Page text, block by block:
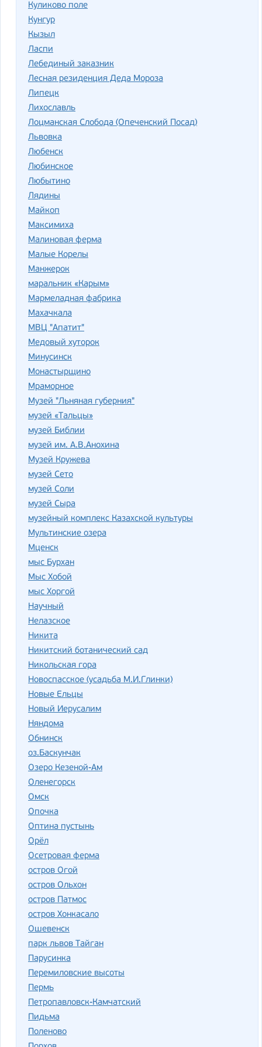
Куликово поле
Кунгур
Кызыл
Ласпи
Лебединый заказник
Лесная резиденция Деда Мороза
Липецк
Лихославль
Лоцманская Слобода (Опеченский Посад)
Львовка
Любенск
Любинское
Любытино
Лядины
Майкоп
Максимиха
Малиновая ферма
Малые Корелы
Манжерок
маральник «Карым»
Мармеладная фабрика
Махачкала
МВЦ "Апатит"
Медовый хуторок
Минусинск
Монастырщино
Мраморное
Музей "Льняная губерния"
музей «Тальцы»
музей Библии
музей им. А.В.Анохина
Музей Кружева
музей Сето
музей Соли
музей Сыра
музейный комплекс Казахской культуры
Мультинские озера
Мценск
мыс Бурхан
Мыс Хобой
мыс Хоргой
Научный
Нелазское
Никита
Никитский ботанический сад
Никольская гора
Новоспасское (усадьба М.И.Глинки)
Новые Ельцы
Новый Иерусалим
Няндома
Обнинск
оз.Баскунчак
Озеро Кезеной-Ам
Оленегорск
Омск
Опочка
Оптина пустынь
Орёл
Осетровая ферма
остров Огой
остров Ольхон
остров Патмос
остров Хонкасало
Ошевенск
парк львов Тайган
Парусинка
Перемиловские высоты
Пермь
Петропавловск-Камчатский
Пидьма
Поленово